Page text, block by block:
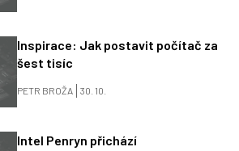
Inspirace: Jak postavit počítač za
šest tisíc
PETR BROŽA 30. 10.
Intel Penryn přichází